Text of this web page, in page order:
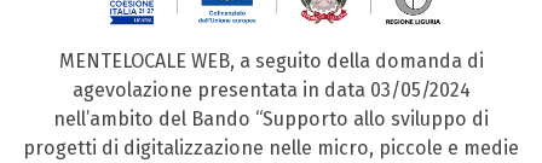
MENTELOCALE WEB, a seguito della domanda di
agevolazione presentata in data 03/05/2024
nell’ambito del Bando “Supporto allo sviluppo di
progetti di digitalizzazione nelle micro, piccole e medie